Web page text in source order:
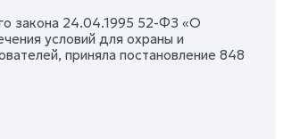
закона 24.04.1995 52-ФЗ «О
условий для охраны и
приняла постановление 848